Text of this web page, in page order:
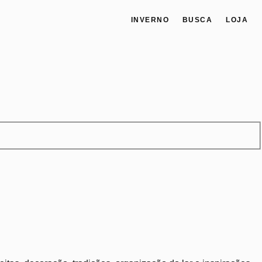
INVERNO BUSCA LOJA